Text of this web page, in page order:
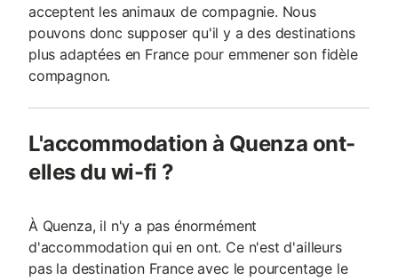
acceptent les animaux de compagnie. Nous
pouvons donc supposer qu'il y a des destinations
plus adaptées en France pour emmener son fidèle
compagnon.
L'accommodation à Quenza ont-
elles du wi-fi ?
À Quenza, il n'y a pas énormément
d'accommodation qui en ont. Ce n'est d'ailleurs
pas la destination France avec le pourcentage le